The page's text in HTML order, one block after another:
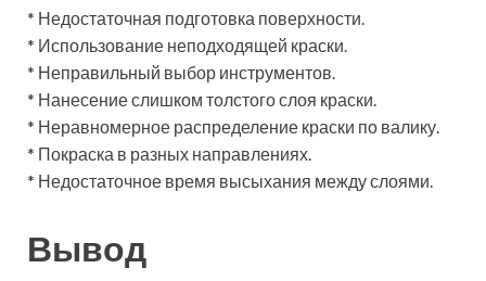
* Недостаточная подготовка поверхности.
* Использование неподходящей краски.
* Неправильный выбор инструментов.
* Нанесение слишком толстого слоя краски.
* Неравномерное распределение краски по валику.
* Покраска в разных направлениях.
* Недостаточное время высыхания между слоями.
Вывод